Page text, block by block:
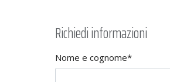
Richiedi informazioni
Nome e cognome*